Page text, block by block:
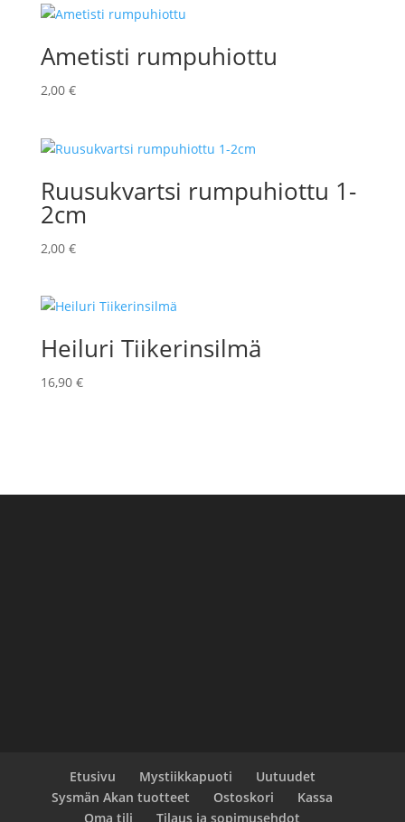
Ametisti rumpuhiottu
2,00 €
Ruusukvartsi rumpuhiottu 1-
2cm
2,00 €
Heiluri Tiikerinsilmä
16,90 €
Etusivu Mystiikkapuoti
Uutuudet
Sysmän Akan tuotteet
Ostoskori
Kassa
Oma tili
Tilaus ja sopimusehdot